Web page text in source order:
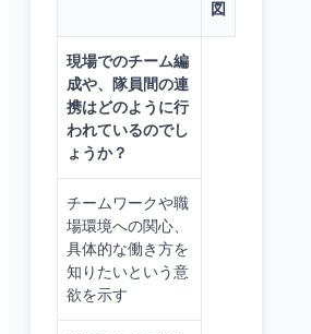
図
現場でのチーム編
成や、隊員間の連
携はどのように行
われているのでし
ょうか？
チームワークや職
場環境への関心、
具体的な働き方を
知りたいという意
欲を示す